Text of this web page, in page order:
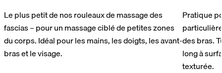
Le plus petit de nos rouleaux de massage des
fascias – pour un massage ciblé de petites zones
du corps. Idéal pour les mains, les doigts, les avant-
bras et le visage.
Pratique
des bras.
long à
texturée.